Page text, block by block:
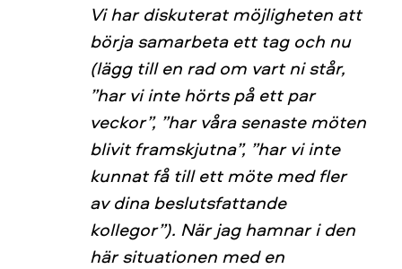
Vi har diskuterat möjligheten att
börja samarbeta ett tag och nu
(lägg till en rad om vart ni står,
”har vi inte hörts på ett par
veckor”, ”har våra senaste möten
blivit framskjutna”, ”har vi inte
kunnat få till ett möte med fler
av dina beslutsfattande
kollegor”). När jag hamnar i den
här situationen med en